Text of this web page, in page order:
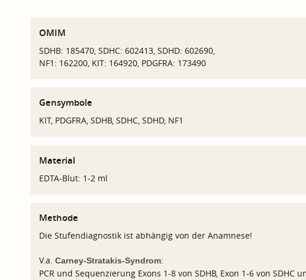
OMIM
SDHB: 185470, SDHC: 602413, SDHD: 602690,
NF1: 162200, KIT: 164920, PDGFRA: 173490
Gensymbole
KIT, PDGFRA, SDHB, SDHC, SDHD, NF1
Material
EDTA-Blut: 1-2 ml
Methode
Die Stufendiagnostik ist abhängig von der Anamnese!
V.a. Carney-Stratakis-Syndrom:
PCR und Sequenzierung Exons 1-8 von SDHB, Exon 1-6 von SDHC